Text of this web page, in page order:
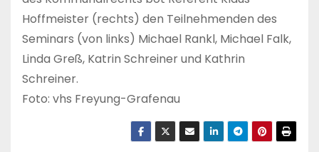
Hoffmeister (rechts) den Teilnehmenden des
Seminars (von links) Michael Rankl, Michael Falk,
Linda Greß, Katrin Schreiner und Kathrin
Schreiner.
Foto: vhs Freyung-Grafenau